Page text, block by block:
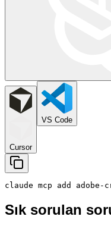
Cursor
VS Code
claude mcp add
Sık sorulan